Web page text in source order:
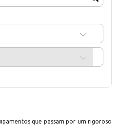
que passam por um rigoroso